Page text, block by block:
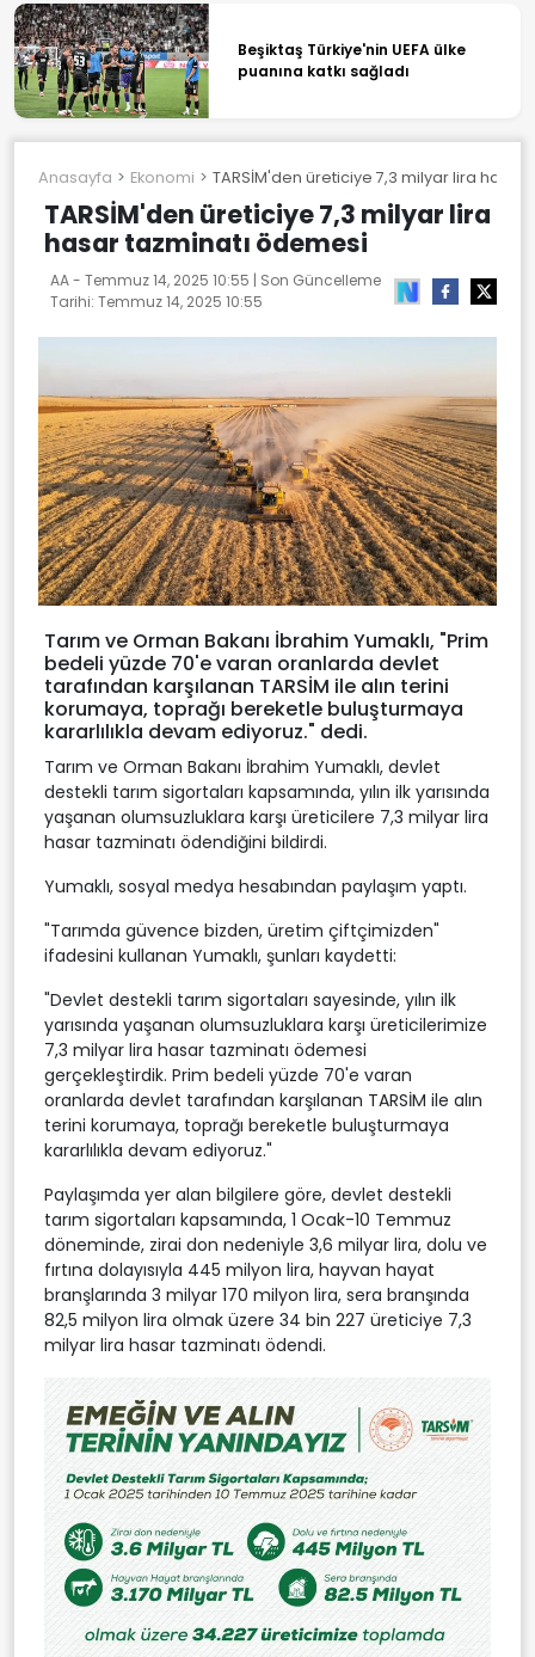
Beşiktaş Türkiye'nin UEFA ülke
puanına katkı sağladı
Anasayfa Ekonomi TARSİM'den üreticiye 7,3 milyar lira hasar
TARSİM'den üreticiye 7,3 milyar lira
hasar tazminatı ödemesi
AA - Temmuz 14, 2025 10:55 | Son Güncelleme
Tarihi: Temmuz 14, 2025 10:55
Tarım ve Orman Bakanı İbrahim Yumaklı, "Prim
bedeli yüzde 70'e varan oranlarda devlet
tarafından karşılanan TARSİM ile alın terini
korumaya, toprağı bereketle buluşturmaya
kararlılıkla devam ediyoruz." dedi.
Tarım ve Orman Bakanı İbrahim Yumaklı, devlet
destekli tarım sigortaları kapsamında, yılın ilk yarısında
yaşanan olumsuzluklara karşı üreticilere 7,3 milyar lira
hasar tazminatı ödendiğini bildirdi.
Yumaklı, sosyal medya hesabından paylaşım yaptı.
"Tarımda güvence bizden, üretim çiftçimizden"
ifadesini kullanan Yumaklı, şunları kaydetti:
"Devlet destekli tarım sigortaları sayesinde, yılın ilk
yarısında yaşanan olumsuzluklara karşı üreticilerimize
7,3 milyar lira hasar tazminatı ödemesi
gerçekleştirdik. Prim bedeli yüzde 70'e varan
oranlarda devlet tarafından karşılanan TARSİM ile alın
terini korumaya, toprağı bereketle buluşturmaya
kararlılıkla devam ediyoruz."
Paylaşımda yer alan bilgilere göre, devlet destekli
tarım sigortaları kapsamında, 1 Ocak-10 Temmuz
döneminde, zirai don nedeniyle 3,6 milyar lira, dolu ve
fırtına dolayısıyla 445 milyon lira, hayvan hayat
branşlarında 3 milyar 170 milyon lira, sera branşında
82,5 milyon lira olmak üzere 34 bin 227 üreticiye 7,3
milyar lira hasar tazminatı ödendi.